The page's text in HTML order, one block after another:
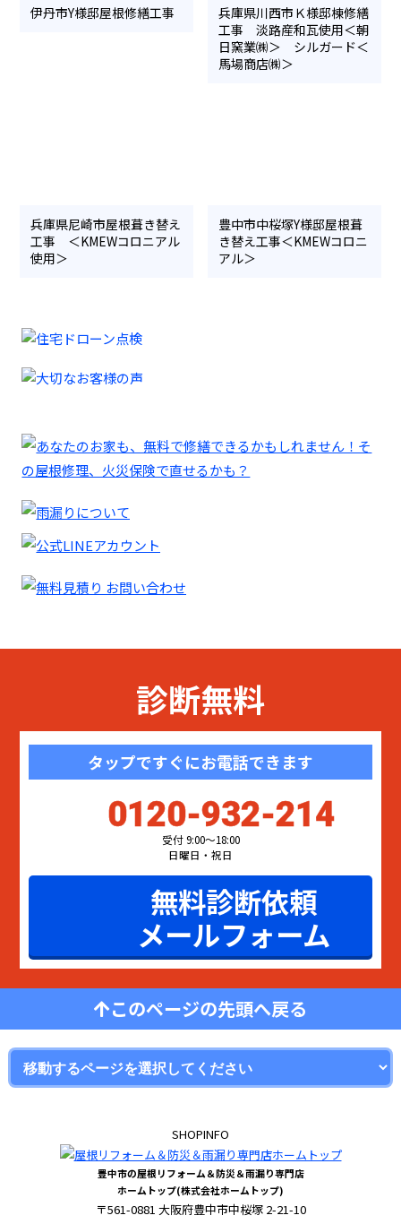
伊丹市Y様邸屋根修繕工事
兵庫県川西市Ｋ様邸棟修繕
工事 淡路産和瓦使用＜朝
日窯業㈱＞ シルガード＜
馬場商店㈱＞
兵庫県尼崎市屋根葺き替え
工事 ＜KMEWコロニアル
使用＞
豊中市中桜塚Y様邸屋根葺
き替え工事＜KMEWコロニ
アル＞
診断無料
タップですぐにお電話できます
0120-932-214
受付 9:00〜18:00
日曜日・祝日
無料診断依頼
メールフォーム
このページの先頭へ戻る
SHOPINFO
豊中市の屋根リフォーム＆防災＆雨漏り専門店
ホームトップ(株式会社ホームトップ)
〒561-0881 大阪府豊中市中桜塚 2-21-10